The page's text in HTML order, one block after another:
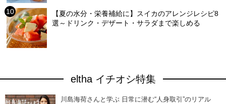
【夏の水分・栄養補給に】スイカのアレンジレシピ8
選～ドリンク・デザート・サラダまで楽しめる
eltha イチオシ特集
川島海荷さんと学ぶ 日常に潜む“人身取引”のリアル